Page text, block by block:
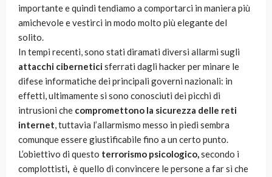
importante e quindi tendiamo a comportarci in maniera più
amichevole e vestirci in modo molto più elegante del
solito.
In tempi recenti, sono stati diramati diversi allarmi sugli
attacchi ciberneticisferrati dagli hacker per minare le
difese informatiche dei principali governi nazionali: in
effetti, ultimamente si sono conosciuti dei picchi di
intrusioni che compromettono la sicurezza delle reti
internet, tuttavia l’allarmismo messo in piedi sembra
comunque essere giustificabile fino a un certo punto.
L’obiettivo di questo terrorismo psicologico,secondo i
complottisti, è quello di convincere le persone a far sì che